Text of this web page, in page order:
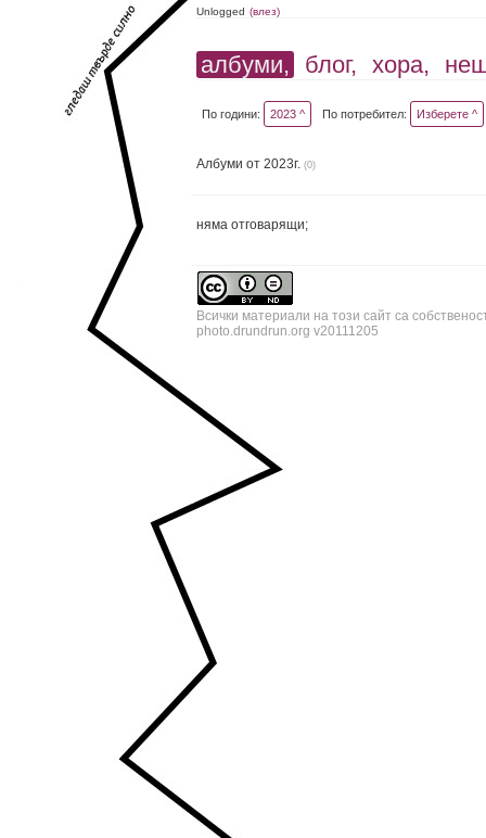
Unlogged (влез)
албуми, блог, хора,
По години: 2023 ^ По потребител: Изберете ^
Албуми от 2023г. (0)
няма отговарящи;
Всички материали на този сайт са
photo.drundrun.org v20111205